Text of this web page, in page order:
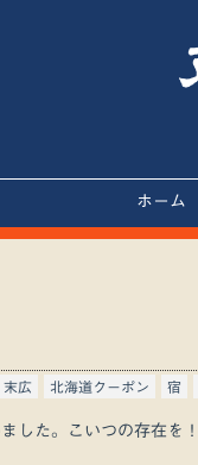
ホーム
広 北海道クーポン 宿
した。こいつの存在を！